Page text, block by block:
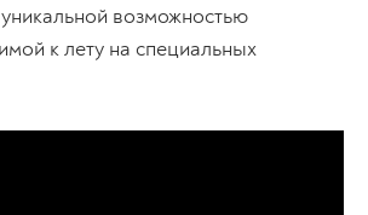
возможностью
к лету на специальных